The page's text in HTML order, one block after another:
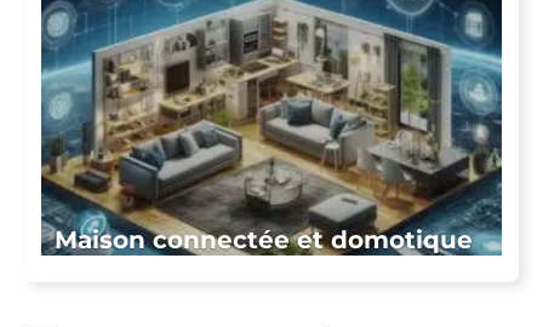
Maison connectée et domotique